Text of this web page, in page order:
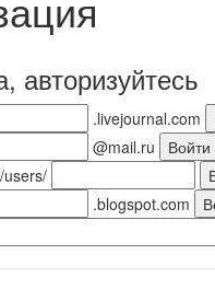
авторизуйтесь
.livejournal.com
@mail.ru
users/
.blogspot.com